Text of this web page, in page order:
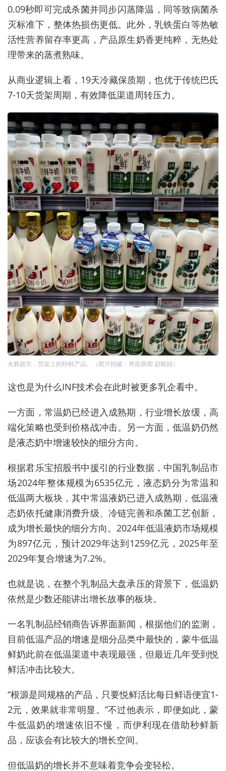
0.09秒即可完成杀菌并同步闪蒸降温，同等致病菌杀
灭标准下，整体热损伤更低。此外，乳铁蛋白等热敏
活性营养留存率更高，产品原生奶香更纯粹，无热处
理带来的蒸煮熟味。
从商业逻辑上看，19天冷藏保质期，也优于传统巴氏
7-10天货架周期，有效降低渠道周转压力。
永辉超市，货架上的秒鲜产品。（图片拍摄：界面新闻 赵晓娟）
这也是为什么INF技术会在此时被更多乳企看中。
一方面，常温奶已经进入成熟期，行业增长放缓，高
端化策略也受到价格战冲击。另一方面，低温奶仍然
是液态奶中增速较快的细分方向。
根据君乐宝招股书中援引的行业数据，中国乳制品市
场2024年整体规模为6535亿元，液态奶分为常温和
低温两大板块，其中常温液奶已进入成熟期，低温液
态奶依托健康消费升级、冷链完善和杀菌工艺创新，
成为增长最快的细分方向。2024年低温液奶市场规模
为897亿元，预计2029年达到1259亿元，2025年至
2029年复合增速为7.2%。
也就是说，在整个乳制品大盘承压的背景下，低温奶
依然是少数还能讲出增长故事的板块。
一名乳制品经销商告诉界面新闻，根据他们的监测，
目前低温产品的增速是细分品类中最快的，蒙牛低温
鲜奶此前在低温渠道中表现最强，但最近几年受到悦
鲜活冲击比较大。
“根源是同规格的产品，只要悦鲜活比每日鲜语便宜1-
2元，效果就非常明显。”不过他表示，即便如此，蒙
牛低温奶的增速依旧不慢，而伊利现在借助秒鲜新
品，应该会有比较大的增长空间。
但低温奶的增长并不意味着竞争会变轻松。